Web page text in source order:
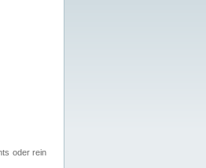
oder rein